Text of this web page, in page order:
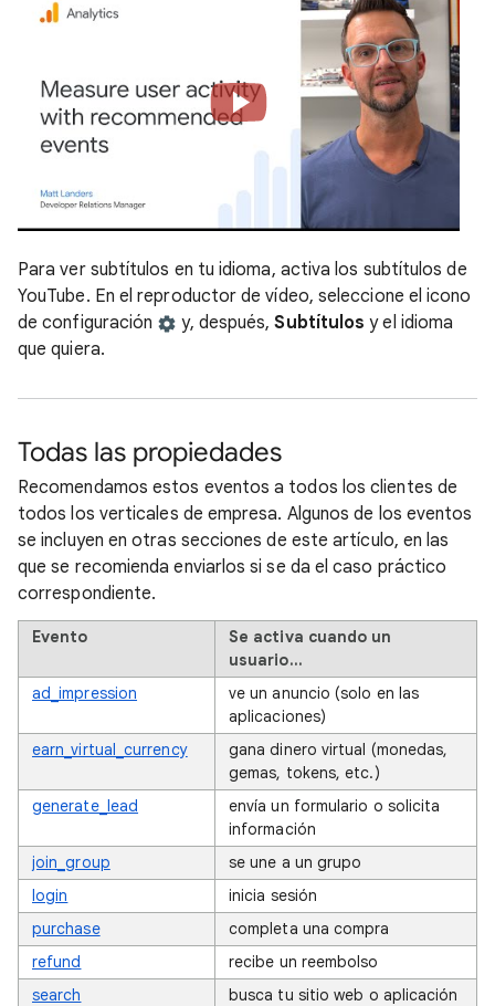
Para ver subtítulos en tu idioma, activa los subtítulos de
YouTube. En el reproductor de vídeo, seleccione el icono
de configuración
y, después,Subtítulos y el idioma
que quiera.
Todas las propiedades
Recomendamos estos eventos a todos los clientes de
todos los verticales de empresa. Algunos de los eventos
se incluyen en otras secciones de este artículo, en las
que se recomienda enviarlos si se da el caso práctico
correspondiente.
Evento
Se activa cuando un
usuario…
ad_impression
ve un anuncio (solo en las
aplicaciones)
earn_virtual_currency
gana dinero virtual (monedas,
gemas, tokens, etc.)
generate_lead
envía un formulario o solicita
información
join_group
se une a un grupo
login
inicia sesión
purchase
completa una compra
refund
recibe un reembolso
search
busca tu sitio web o aplicación